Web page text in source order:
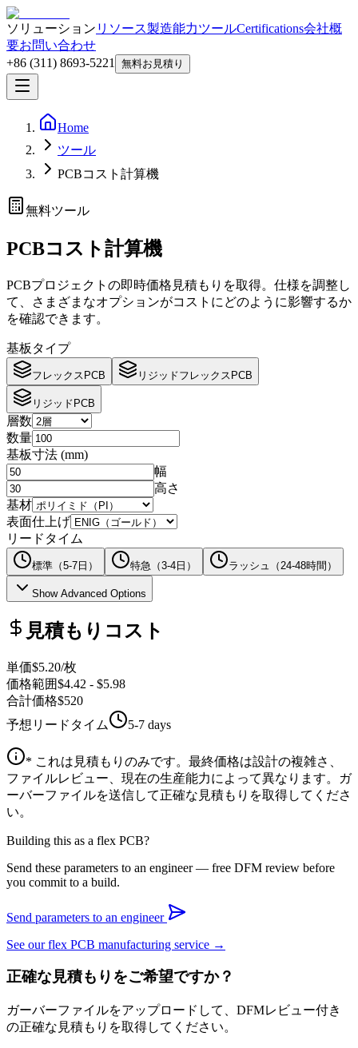
ソリューション リソース製造能力ツールCertifications会社概
要お問い合わせ
+86 (311) 8693-5221
無料お見積り
Home
ツール
PCBコスト計算機
無料ツール
PCBコスト計算機
PCBプロジェクトの即時価格見積もりを取得。仕様を調整し
て、さまざまなオプションがコストにどのように影響するか
を確認できます。
基板タイプ
フレックスPCB リジッドフレックスPCB
リジッドPCB
層数
数量
基板寸法 (mm)
幅
高さ
基材
表面仕上げ
リードタイム
標準（5-7日） 特急（3-4日） ラッシュ（24-48時間）
Show Advanced Options
見積もりコスト
単価$5.20/枚
価格範囲$4.42 - $5.98
合計価格$520
予想リードタイム
5-7 days
* これは見積もりのみです。最終価格は設計の複雑さ、
ファイルレビュー、現在の生産能力によって異なります。ガ
ーバーファイルを送信して正確な見積もりを取得してくださ
い。
Building this as a flex PCB?
Send these parameters to an engineer — free DFM review before
you commit to a build.
Send parameters to an engineer
See our flex PCB manufacturing service →
正確な見積もりをご希望ですか？
ガーバーファイルをアップロードして、DFMレビュー付き
の正確な見積もりを取得してください。